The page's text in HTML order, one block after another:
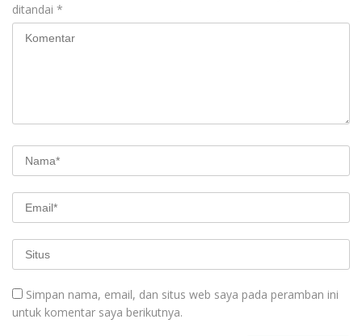
ditandai *
Simpan nama, email, dan situs web saya pada peramban ini
untuk komentar saya berikutnya.